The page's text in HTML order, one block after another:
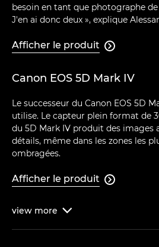
besoin en tant que photographe
J'en ai donc deux », explique
Afficher le produit 
Canon EOS 5D Mark IV
Le successeur du Canon EOS 5D
utilise. Le capteur plein format de
du 5D Mark IV produit des images
détails, même dans les zones les
ombragées.
Afficher le produit 
view more 